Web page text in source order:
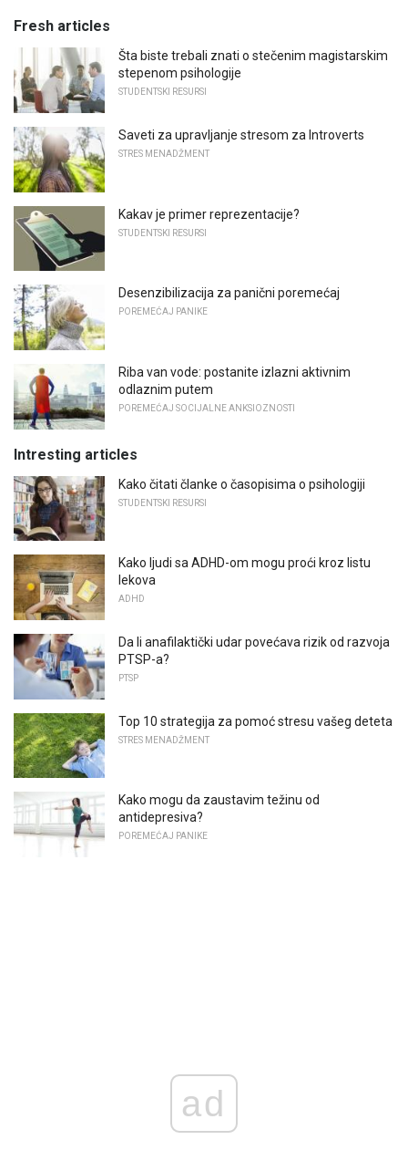
Fresh articles
Šta biste trebali znati o stečenim magistarskim
stepenom psihologije
STUDENTSKI RESURSI
Saveti za upravljanje stresom za Introverts
STRES MENADŽMENT
Kakav je primer reprezentacije?
STUDENTSKI RESURSI
Desenzibilizacija za panični poremećaj
POREMEĆAJ PANIKE
Riba van vode: postanite izlazni aktivnim
odlaznim putem
POREMEĆAJ SOCIJALNE ANKSIOZNOSTI
Intresting articles
Kako čitati članke o časopisima o psihologiji
STUDENTSKI RESURSI
Kako ljudi sa ADHD-om mogu proći kroz listu
lekova
ADHD
Da li anafilaktički udar povećava rizik od razvoja
PTSP-a?
PTSP
Top 10 strategija za pomoć stresu vašeg deteta
STRES MENADŽMENT
Kako mogu da zaustavim težinu od
antidepresiva?
POREMEĆAJ PANIKE
ad